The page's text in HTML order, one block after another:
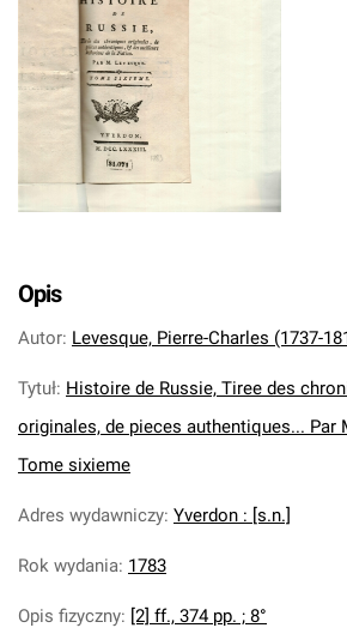
Opis
Autor: Levesque, Pierre-Charles (1737-
Tytuł: Histoire de Russie, Tiree des
originales, de pieces authentiques... Par
Tome sixieme
Adres wydawniczy: Yverdon : [s.n.]
Rok wydania: 1783
Opis fizyczny: [2] ff., 374 pp. ; 8°